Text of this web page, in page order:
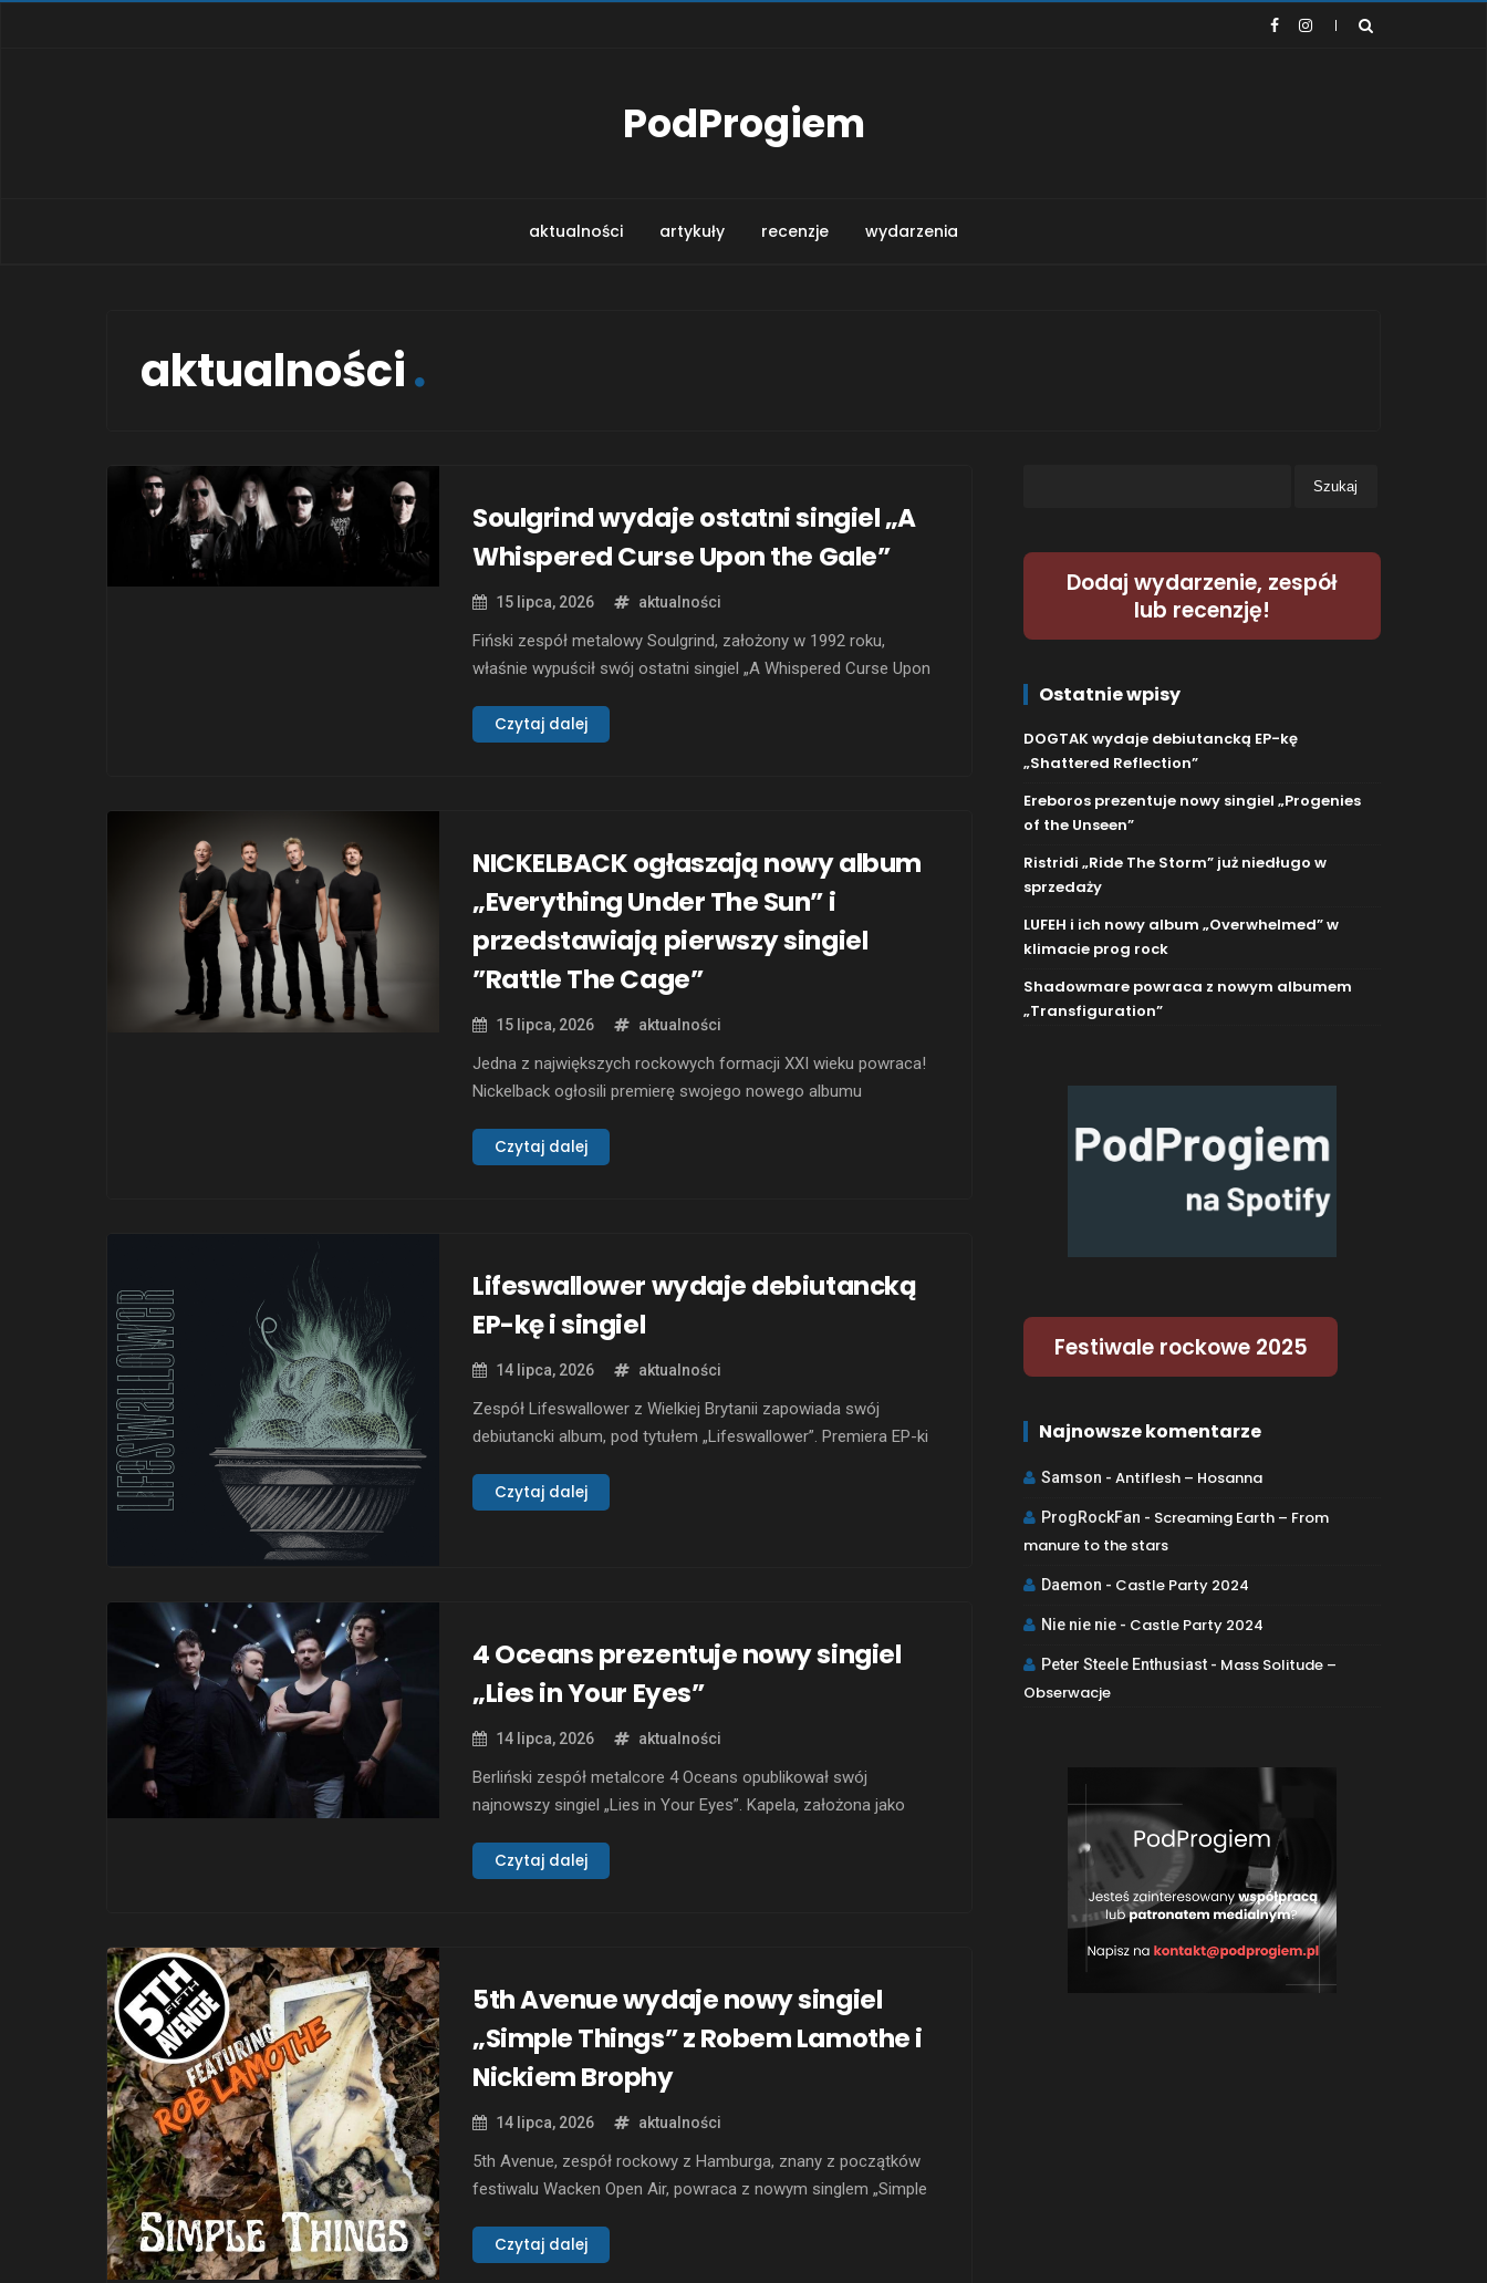
PodProgiem
aktualności artykuły recenzje wydarzenia
aktualności
Soulgrind wydaje ostatni singiel „A
Whispered Curse Upon the Gale”
15 lipca, 2026 aktualności
Fiński zespół metalowy Soulgrind, założony w 1992 roku,
właśnie wypuścił swój ostatni singiel „A Whispered Curse Upon
ma ukazać się 14 sierpnia 2026 roku nakładem wytwórni
Czytaj dalej
NICKELBACK ogłaszają nowy album
„Everything Under The Sun” i
przedstawiają pierwszy singiel
”Rattle The Cage”
15 lipca, 2026 aktualności
Jedna z największych rockowych formacji XXI wieku powraca!
Nickelback ogłosili premierę swojego nowego albumu
października 2026 roku nakładem Virgin Music Group. Wraz z
Czytaj dalej
Lifeswallower wydaje debiutancką
EP-kę i singiel
14 lipca, 2026 aktualności
Zespół Lifeswallower z Wielkiej Brytanii zapowiada swój
debiutancki album, pod tytułem „Lifeswallower”. Premiera EP-ki
się nakładem Prog On! Recordings. Muzyka na tej płycie to
Czytaj dalej
4 Oceans prezentuje nowy singiel
„Lies in Your Eyes”
14 lipca, 2026 aktualności
Berliński zespół metalcore 4 Oceans opublikował swój
najnowszy singiel „Lies in Your Eyes”. Kapela, założona jako
połączeniu ciężkich riffów, melodyjnych partii i nowoczesnej
Czytaj dalej
5th Avenue wydaje nowy singiel
„Simple Things” z Robem Lamothe i
Nickiem Brophy
14 lipca, 2026 aktualności
5th Avenue, zespół rockowy z Hamburga, znany z początków
festiwalu Wacken Open Air, powraca z nowym singlem „Simple
współpracy z Robem Lamothe z Riverdogs jako gościnnym
Czytaj dalej
Dodaj wydarzenie, zespół
lub recenzję!
Ostatnie wpisy
DOGTAK wydaje debiutancką EP-kę
„Shattered Reflection”
Ereboros prezentuje nowy singiel „Progenies
of the Unseen”
Ristridi „Ride The Storm” już niedługo w
sprzedaży
LUFEH i ich nowy album „Overwhelmed” w
klimacie prog rock
Shadowmare powraca z nowym albumem
„Transfiguration”
Festiwale rockowe 2025
Najnowsze komentarze
Samson -Antiflesh – Hosanna
ProgRockFan - Screaming Earth – From
manure to the stars
Daemon - Castle Party 2024
Nie nie nie - Castle Party 2024
Peter Steele Enthusiast - Mass Solitude –
Obserwacje